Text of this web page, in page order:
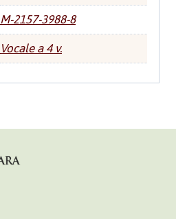
M-2157-3988-8
Vocale a 4 v.